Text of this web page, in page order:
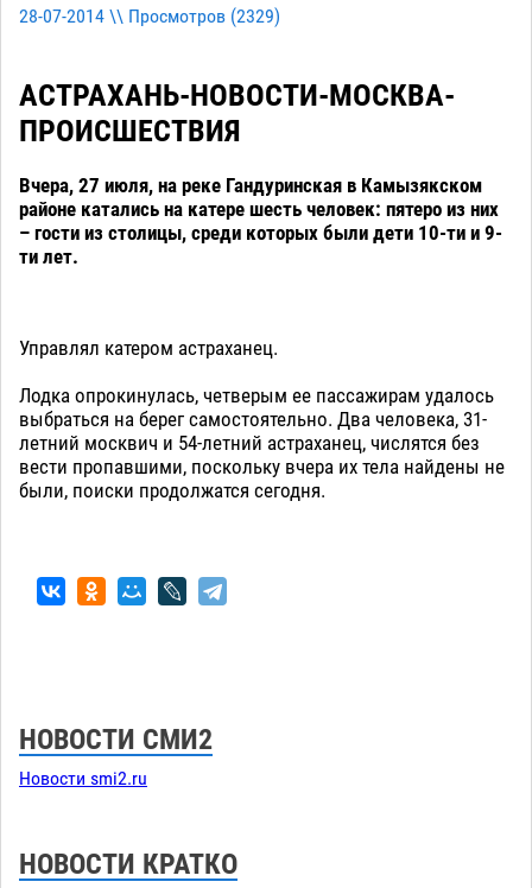
28-07-2014 \\ Просмотров (2329)
АСТРАХАНЬ-НОВОСТИ-МОСКВА-
ПРОИСШЕСТВИЯ
Вчера, 27 июля, на реке Гандуринская в Камызякском
районе катались на катере шесть человек: пятеро из них
– гости из столицы, среди которых были дети 10-ти и 9-
ти лет.
Управлял катером астраханец.
Лодка опрокинулась, четверым ее пассажирам удалось
выбраться на берег самостоятельно. Два человека, 31-
летний москвич и 54-летний астраханец, числятся без
вести пропавшими, поскольку вчера их тела найдены не
были, поиски продолжатся сегодня.
НОВОСТИ СМИ2
Новости smi2.ru
НОВОСТИ КРАТКО